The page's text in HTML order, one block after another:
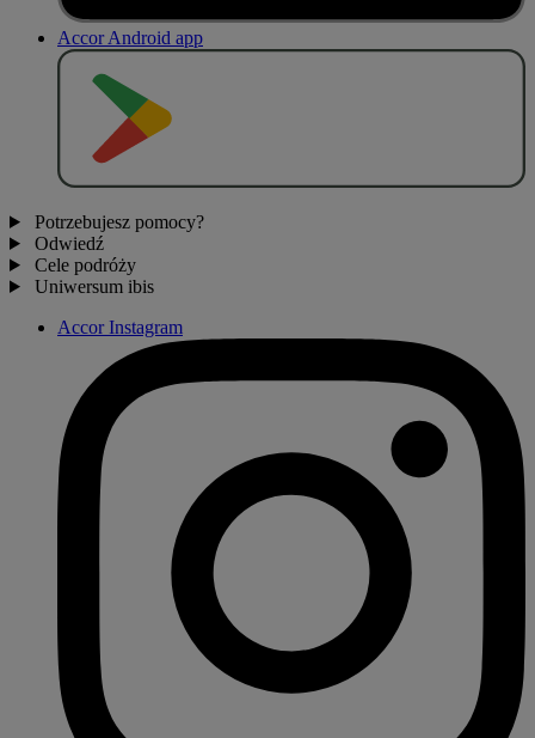
Accor Android app
Potrzebujesz pomocy?
Odwiedź
Cele podróży
Uniwersum ibis
Accor Instagram